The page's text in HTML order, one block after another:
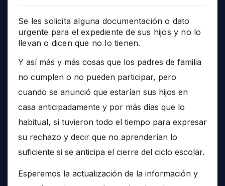
Se les solicita alguna documentación o dato
urgente para el expediente de sus hijos y no lo
llevan o dicen que no lo tienen.
Y así más y más cosas que los padres de familia
no cumplen o no pueden participar, pero
cuando se anunció que estarían sus hijos en
casa anticipadamente y por más días que lo
habitual, sí tuvieron todo el tiempo para expresar
su rechazo y decir que no aprenderían lo
suficiente si se anticipa el cierre del ciclo escolar.
Esperemos la actualización de la información y